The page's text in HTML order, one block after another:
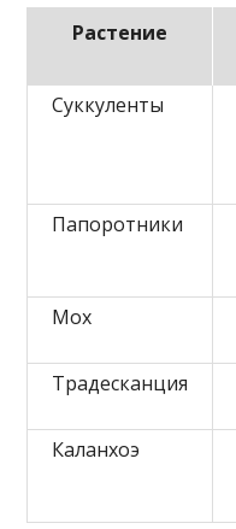
Растение
Суккуленты
Папоротники
Мох
Традесканция
Каланхоэ